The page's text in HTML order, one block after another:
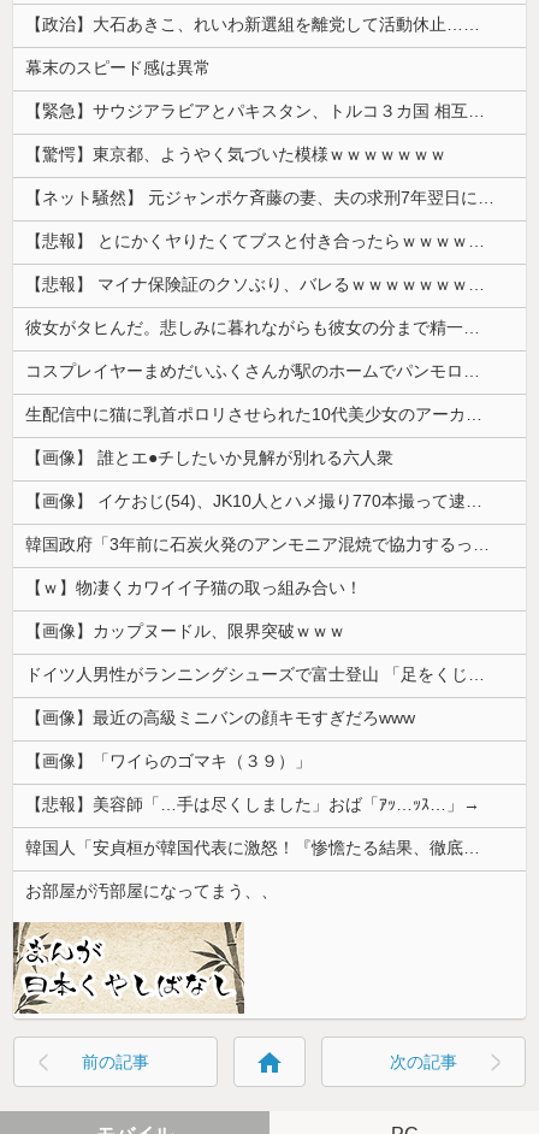
幕末のスピード感は異常
【驚愕】東京都、ようやく気づいた模様ｗｗｗｗｗｗｗ
【画像】 誰とエ●チしたいか見解が別れる六人衆
【ｗ】物凄くカワイイ子猫の取っ組み合い！
【画像】カップヌードル、限界突破ｗｗｗ
【画像】最近の高級ミニバンの顔キモすぎだろwww
【画像】「ワイらのゴマキ（３９）」
【悲報】美容師「…手は尽くしました」おば「ｱｯ…ｯｽ…」→
お部屋が汚部屋になってまう、、
前の記事 home 次の記事